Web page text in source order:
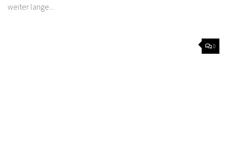
weiter lange...
0